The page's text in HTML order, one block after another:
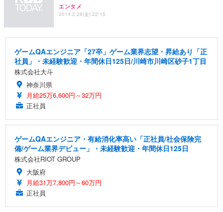
エンタメ
2014.2.28(金) 22:15
ゲームQAエンジニア「27卒」ゲーム業界志望・昇給あり「正
社員」・未経験歓迎・年間休日125日/川崎市川崎区砂子1丁目
株式会社大斗
神奈川県
月給25万6,600円～32万円
正社員
ゲームQAエンジニア・有給消化率高い「正社員/社会保険完
備/ゲーム業界デビュー」・未経験歓迎・年間休日125日
株式会社RIOT GROUP
大阪府
月給31万7,800円～60万円
正社員